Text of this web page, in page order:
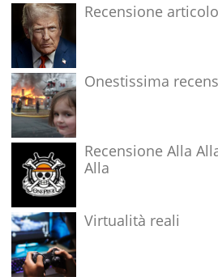
Recensione
Onestissima
Recensione Alla
Alla
Virtualità reali